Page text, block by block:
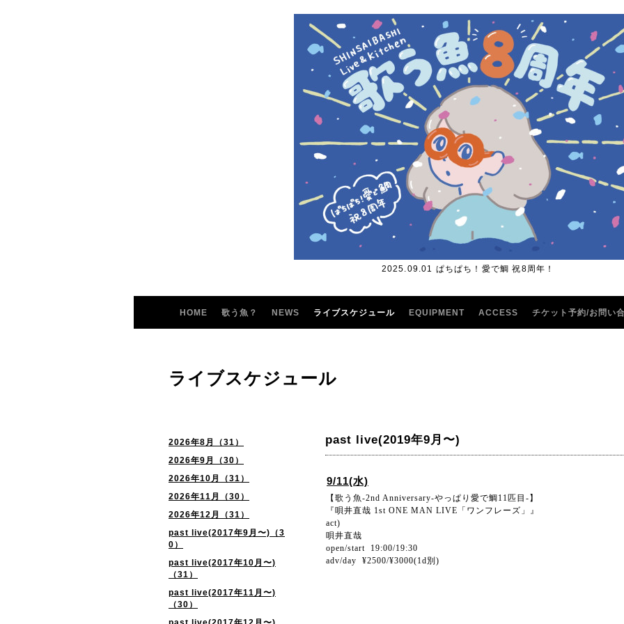
2025.09.01 ぱちぱち！愛で鯛 祝8周年！
HOME 歌う魚？ NEWS ライブスケジュール EQUIPMENT ACCESS チケット予約/お問い
2026年8月（31）
2026年9月（30）
2026年10月（31）
2026年11月（30）
2026年12月（31）
past live(2017年9月〜)（3
0）
past live(2017年10月〜)
（31）
past live(2017年11月〜)
（30）
ライブスケジュール
past live(2019年9月〜)
9/11(水)
【歌う魚-2nd Anniversary-やっぱり愛で鯛11匹目-】
『唄井直哉 1st ONE MAN LIVE「ワンフレーズ」』
act)
唄井直哉
open/start 19:00/19:30
adv/day ¥2500/¥3000(1d別)